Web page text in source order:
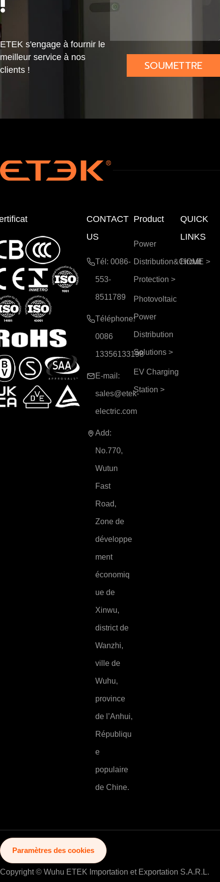
ETEK s'engage à fournir le
meilleur service à nos
clients !
SOUMETTRE
CONTACT
US
Tél: 0086-
553-
8511789
Téléphone:
0086
13356133198
E-mail:
sales@etek-
electric.com
Add:
No.770,
Wutun
Fast
Road,
Zone de
développe
ment
économiq
ue de
Xinwu,
district de
Wanzhi,
ville de
Wuhu,
province
de l’Anhui,
Républiqu
e
populaire
de Chine.
Product
Power
Distribution&Circuit
Protection >
Photovoltaic
Power
Distribution
Solutions >
EV Charging
Station >
QUICK
LINKS
HOME >
Paramètres des cookies
Copyright © Wuhu ETEK Importation et Exportation S.A.R.L.